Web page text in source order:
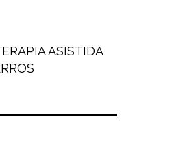
ASISTIDA